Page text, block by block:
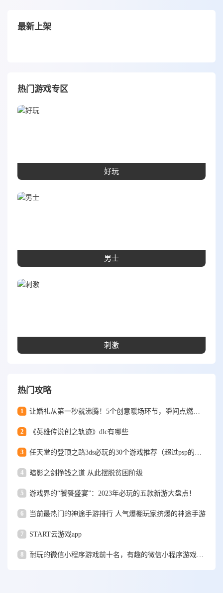
最新上架
热门游戏专区
好玩
男士
刺激
热门攻略
1 让婚礼从第一秒就沸腾！5个创意暖场环节，瞬间点燃宾客热情
2 《英雄传说创之轨迹》dlc有哪些
3 任天堂的登顶之路3ds必玩的30个游戏推荐（超过psp的转折点）
4 暗影之剑挣钱之道 从此摆脱贫困阶级
5 游戏界的“饕餮盛宴”：2023年必玩的五款新游大盘点！
6 当前最热门的神途手游排行 人气爆棚玩家挤爆的神途手游
7 START云游戏app
8 耐玩的微信小程序游戏前十名，有趣的微信小程序游戏推荐2025